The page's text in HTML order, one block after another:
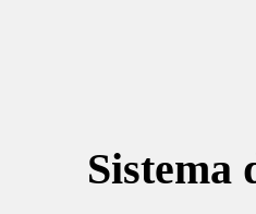
Sistema